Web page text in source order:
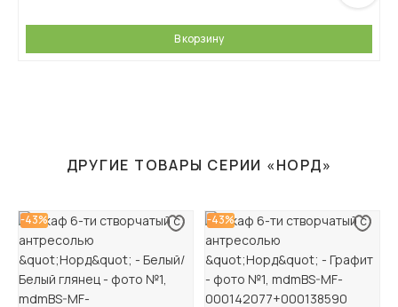
В корзину
ДРУГИЕ ТОВАРЫ СЕРИИ «НОРД»
-43% -43%